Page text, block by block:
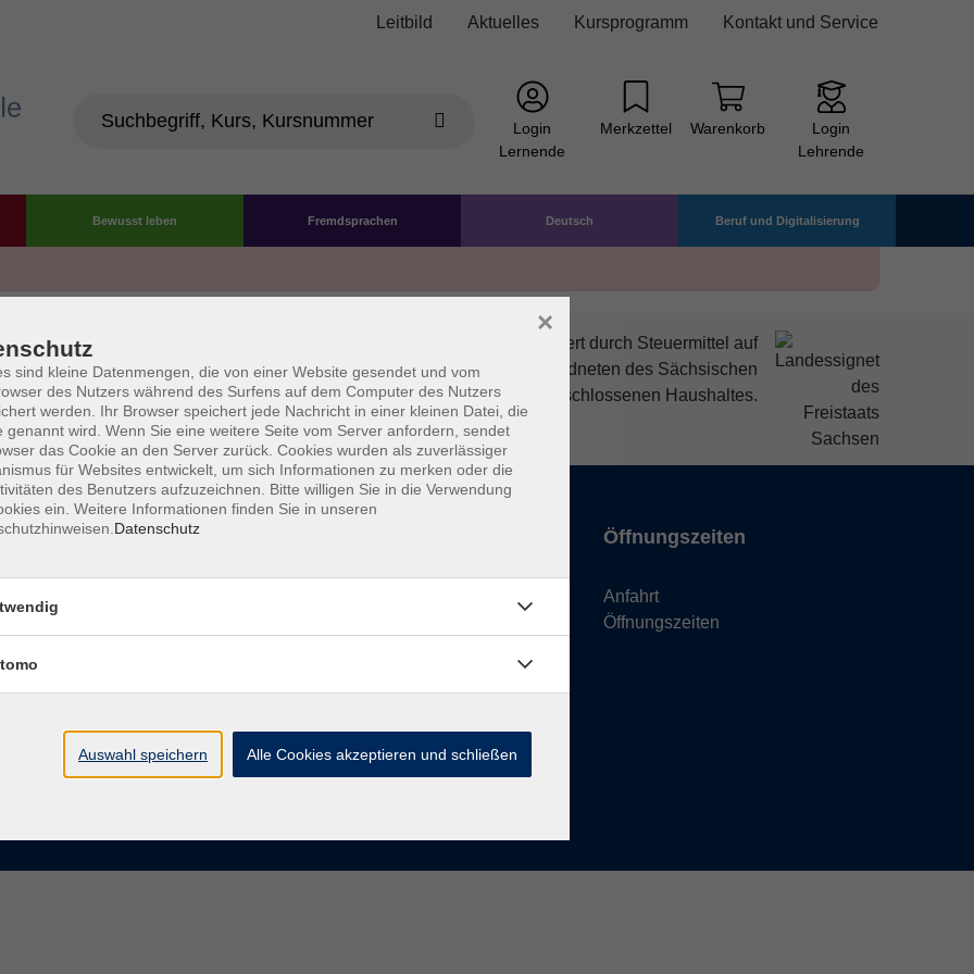
Leitbild Aktuelles Kursprogramm Kontakt und Service
Login
Lernende
Merkzettel Warenkorb
Login
Lehrende
Bewusst leben Fremdsprachen Deutsch Beruf und Digitalisierung
Die Volkshochschule wird mitfinanziert durch Steuermittel auf
der Grundlage des von den Abgeordneten des Sächsischen
Landtags beschlossenen Haushaltes.
AGB Datenschutzerklärung Impressum Widerruf
Kontaktformular
Öffnungszeiten
Anfahrt
Öffnungszeiten
sind kleine Datenmengen, die von einer Website gesendet und vom
des Nutzers während des Surfens auf dem Computer des Nutzers
werden. Ihr Browser speichert jede Nachricht in einer kleinen Datei, die
genannt wird. Wenn Sie eine weitere Seite vom Server anfordern, sendet
das Cookie an den Server zurück. Cookies wurden als zuverlässiger
für Websites entwickelt, um sich Informationen zu merken oder die
des Benutzers aufzuzeichnen. Bitte willigen Sie in die Verwendung
ein. Weitere Informationen finden Sie in unseren
Datenschutz
×
Auswahl speichern Alle Cookies akzeptieren und schließen